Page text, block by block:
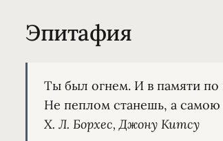
Эпитафия
Ты был огнем. И в памяти по
Х. Л. Борхес, Джону Китсу